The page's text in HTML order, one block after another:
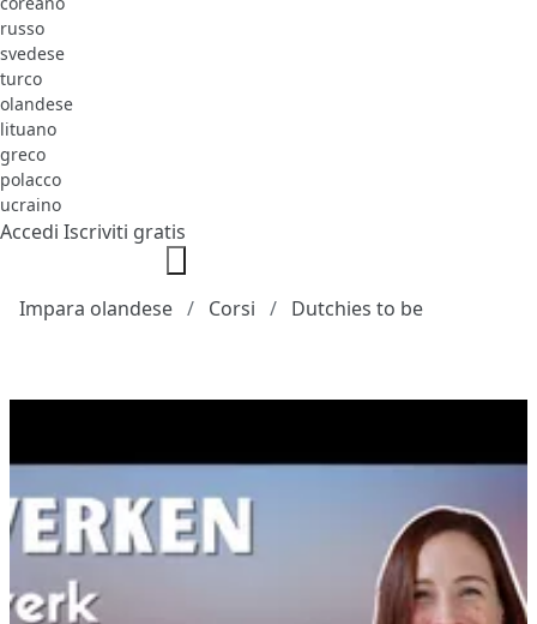
russo
svedese
turco
olandese
lituano
greco
polacco
ucraino
Accedi Iscriviti gratis
Impara olandese Corsi Dutchies to be